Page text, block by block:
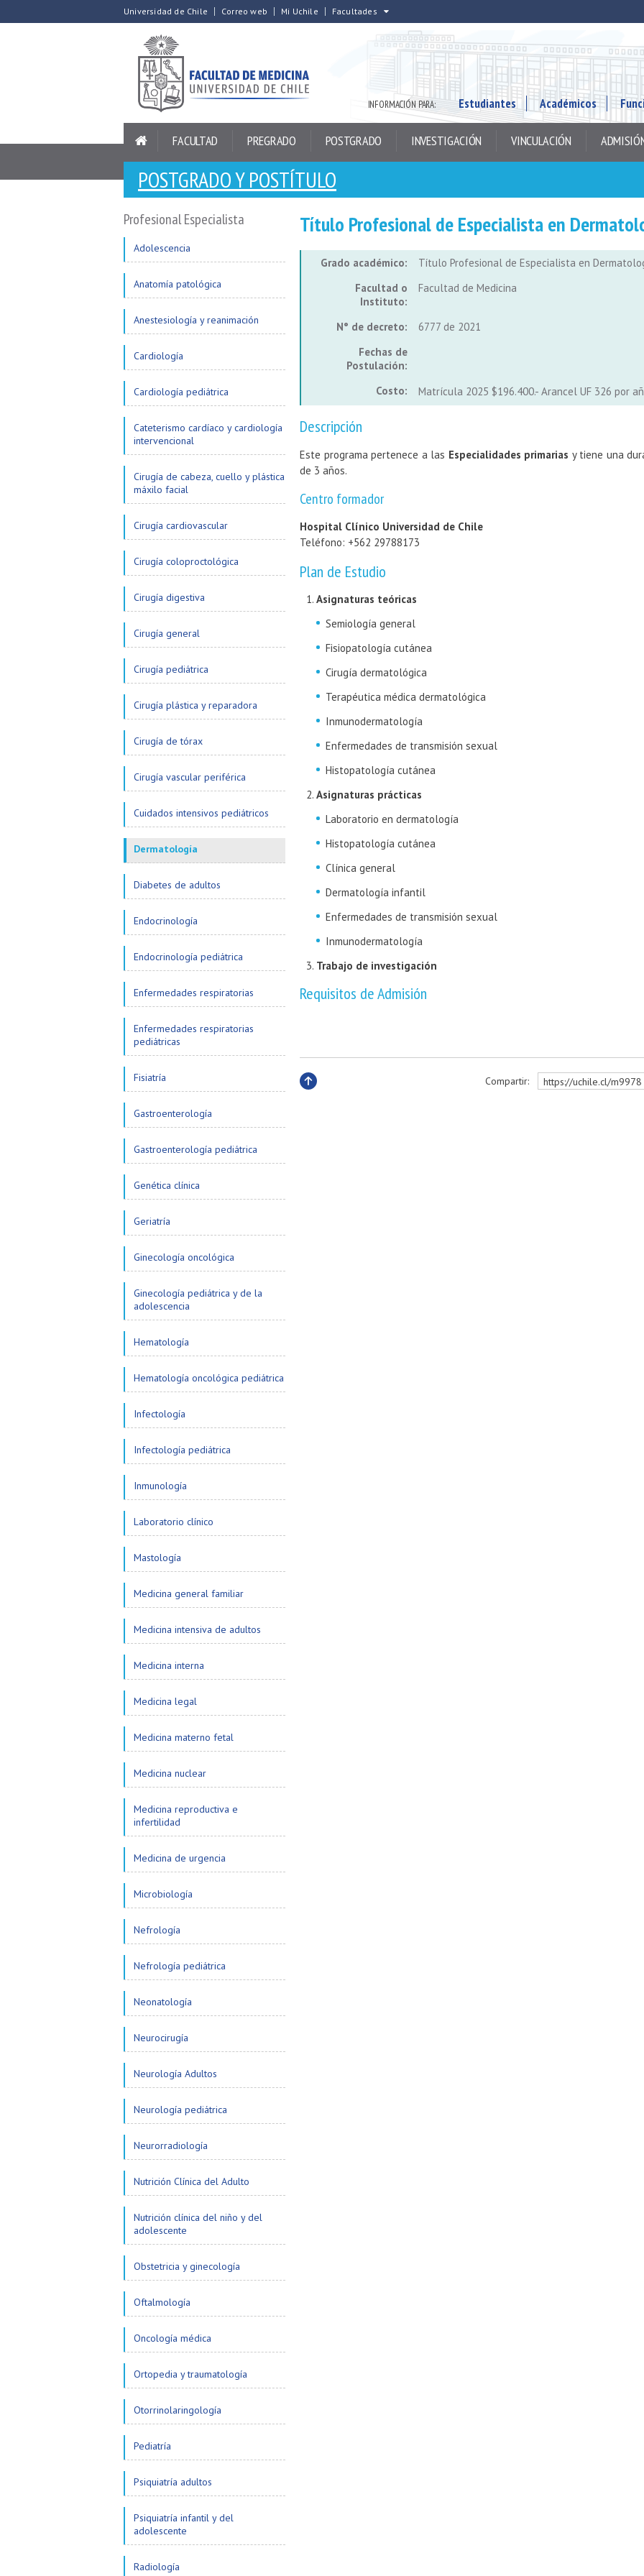
Universidad de Chile Correo web Mi Uchile Facultades
INFORMACIÓN PARA: Estudiantes Académicos
FACULTAD PREGRADO POSTGRADO INVESTIGACIÓN VINCULACIÓN
POSTGRADO Y POSTÍTULO
Profesional Especialista
Adolescencia
Anatomía patológica
Anestesiología y reanimación
Cardiología
Cardiología pediátrica
Cateterismo cardíaco y cardiología
intervencional
Cirugía de cabeza, cuello y plástica
máxilo facial
Cirugía cardiovascular
Cirugía coloproctológica
Cirugía digestiva
Cirugía general
Cirugía pediátrica
Cirugía plástica y reparadora
Cirugía de tórax
Cirugía vascular periférica
Cuidados intensivos pediátricos
Dermatología
Diabetes de adultos
Endocrinología
Endocrinología pediátrica
Enfermedades respiratorias
Enfermedades respiratorias
pediátricas
Fisiatría
Gastroenterología
Gastroenterología pediátrica
Genética clínica
Geriatría
Ginecología oncológica
Ginecología pediátrica y de la
adolescencia
Hematología
Hematología oncológica pediátrica
Infectología
Infectología pediátrica
Inmunología
Laboratorio clínico
Mastología
Medicina general familiar
Medicina intensiva de adultos
Medicina interna
Medicina legal
Medicina materno fetal
Medicina nuclear
Medicina reproductiva e
infertilidad
Medicina de urgencia
Microbiología
Nefrología
Nefrología pediátrica
Neonatología
Neurocirugía
Neurología Adultos
Neurología pediátrica
Neurorradiología
Nutrición Clínica del Adulto
Nutrición clínica del niño y del
adolescente
Obstetricia y ginecología
Oftalmología
Oncología médica
Ortopedia y traumatología
Otorrinolaringología
Pediatría
Psiquiatría adultos
Psiquiatría infantil y del
adolescente
Radiología
Título Profesional de Especialista en
Grado académico:
Título Profesional de Especialista en
Facultad o
Instituto:
Facultad de Medicina
N° de decreto:
6777 de 2021
Fechas de
Postulación:
Costo:
Matrícula 2025 $196.400.- Arancel UF 326 por
Descripción
Este programa pertenece a las Especialidades primarias y tiene una
de 3 años.
Centro formador
Hospital Clínico Universidad de Chile
Teléfono: +562 29788173
Plan de Estudio
Asignaturas teóricas
Semiología general
Fisiopatología cutánea
Cirugía dermatológica
Terapéutica médica dermatológica
Inmunodermatología
Enfermedades de transmisión sexual
Histopatología cutánea
Asignaturas prácticas
Laboratorio en dermatología
Histopatología cutánea
Clínica general
Dermatología infantil
Enfermedades de transmisión sexual
Inmunodermatología
Trabajo de investigación
Requisitos de Admisión
Compartir: https://uchile.cl/m9978